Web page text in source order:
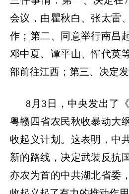
会议，由瞿秋白、张太雷
作；第二、同意举行南昌
邓中夏、谭平山、恽代英
部前往江西；第三、决定发
8 月 3日，中央发出了
粤赣四省农民秋收暴动大
收起义计划。这表明，中
新的路线，决定武装反抗
亦农为首的中共湖北省委